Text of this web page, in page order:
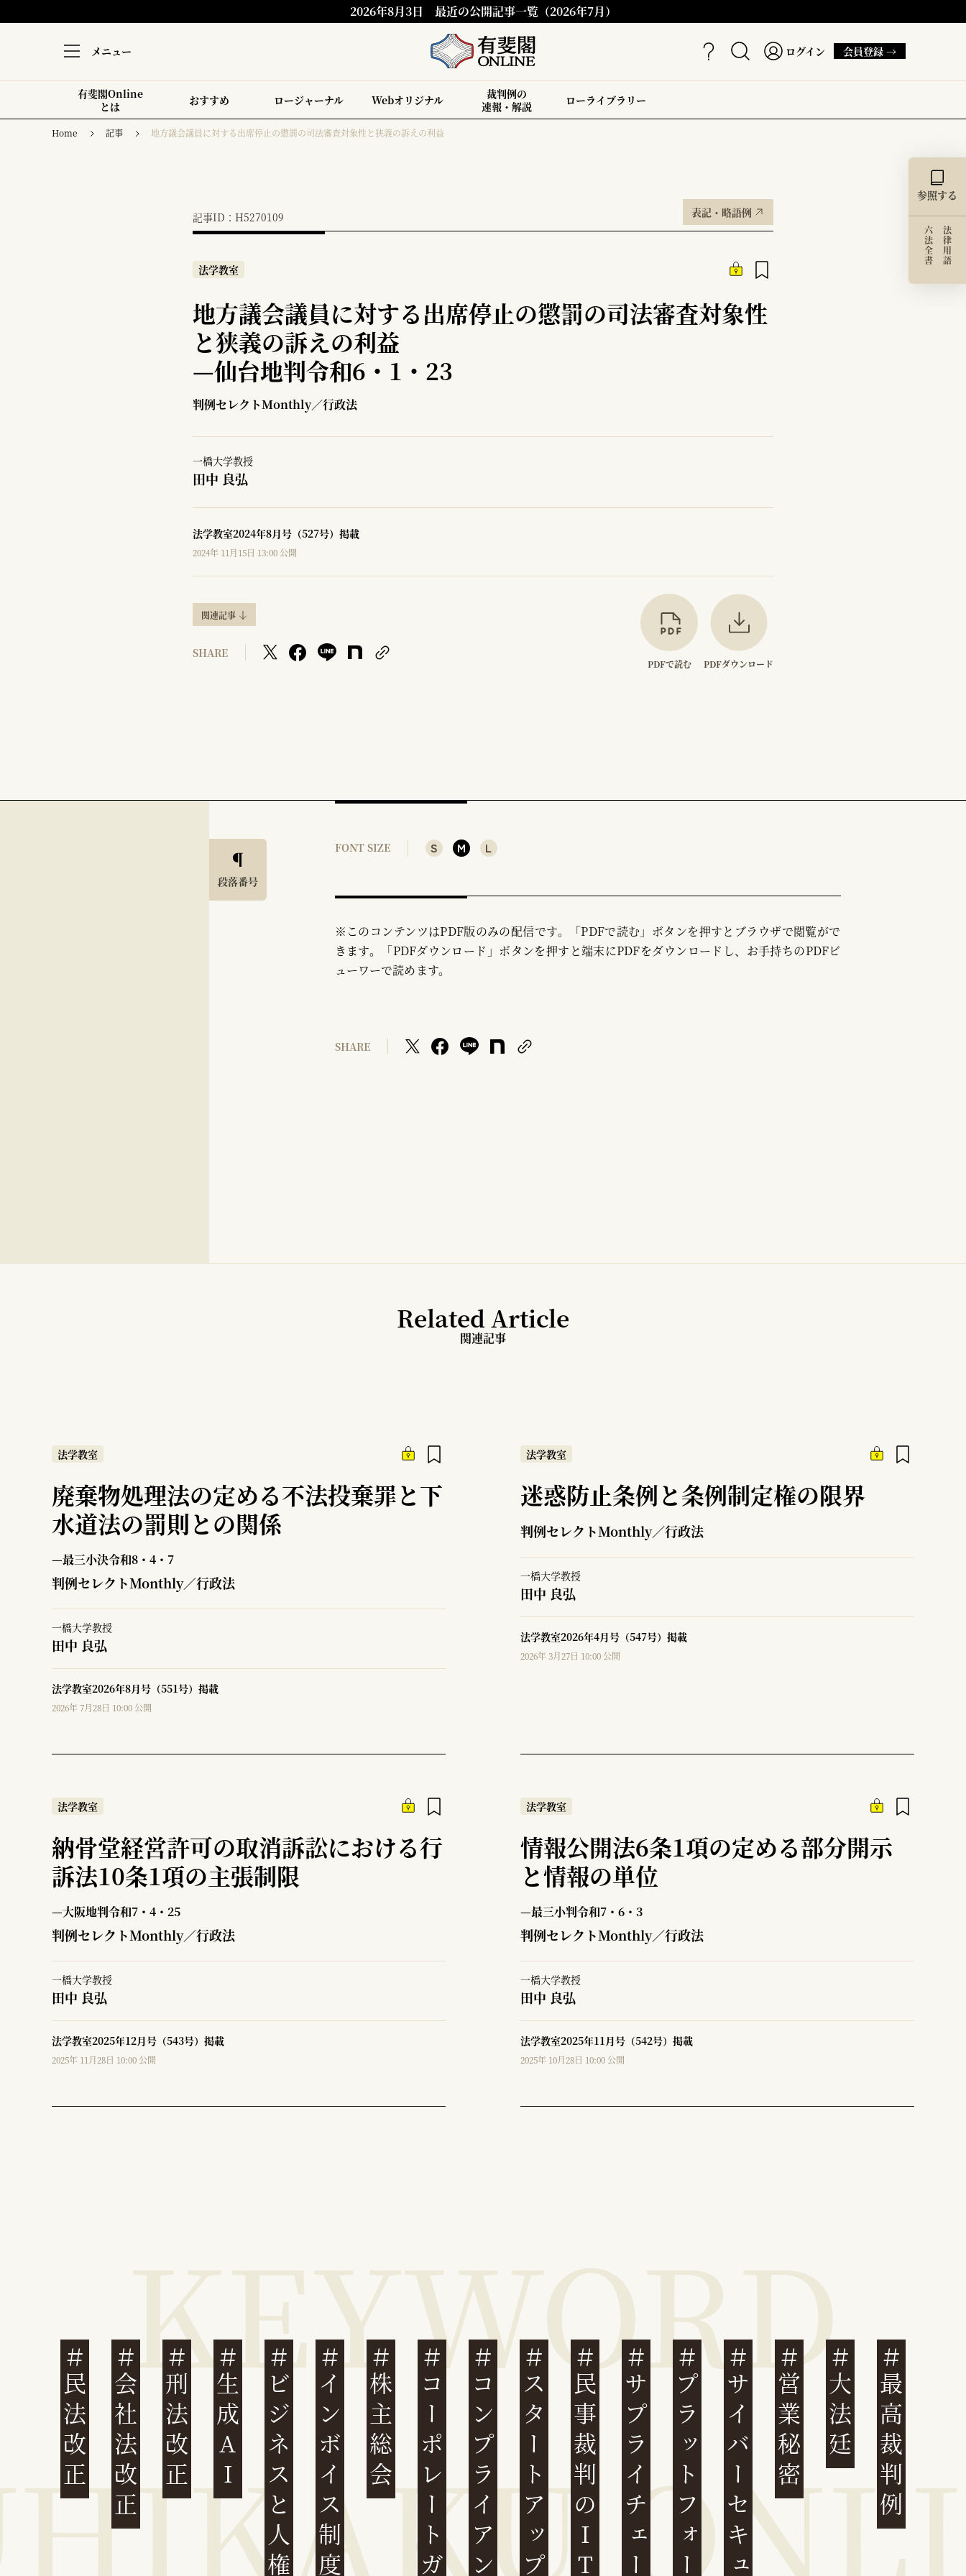
2026年8月3日 最近の公開記事一覧（2026年7月）
メニュー ログイン 会員登録 →
有斐閣Online
とは
おすすめ ロージャーナル Webオリジナル
裁判例の
速報・解説
ローライブラリー
Home 記事 地方議会議員に対する出席停止の懲罰の司法審査対象性と狭義の訴えの利益
記事ID：H5270109 表記・略語例
法学教室
地方議会議員に対する出席停止の懲罰の司法審査対象性
と狭義の訴えの利益
—仙台地判令和6・1・23
判例セレクトMonthly／行政法
一橋大学教授
田中 良弘
法学教室2024年8月号（527号）掲載
2024年 11月15日 13:00 公開
関連記事
SHARE
PDFで読む PDFダウンロード
参照する
法律用語
六法全書
段落番号
FONT SIZE S M L
※このコンテンツはPDF版のみの配信です。「PDFで読む」ボタンを押すとブラウザで閲覧がで
きます。「PDFダウンロード」ボタンを押すと端末にPDFをダウンロードし、お手持ちのPDFビ
ューワーで読めます。
SHARE
Related Article
関連記事
法学教室
廃棄物処理法の定める不法投棄罪と下
水道法の罰則との関係
—最三小決令和8・4・7
判例セレクトMonthly／行政法
一橋大学教授
田中 良弘
法学教室2026年8月号（551号）掲載
2026年 7月28日 10:00 公開
法学教室
迷惑防止条例と条例制定権の限界
判例セレクトMonthly／行政法
一橋大学教授
田中 良弘
法学教室2026年4月号（547号）掲載
2026年 3月27日 10:00 公開
法学教室
納骨堂経営許可の取消訴訟における行
訴法10条1項の主張制限
—大阪地判令和7・4・25
判例セレクトMonthly／行政法
一橋大学教授
田中 良弘
法学教室2025年12月号（543号）掲載
2025年 11月28日 10:00 公開
法学教室
情報公開法6条1項の定める部分開示
と情報の単位
—最三小判令和7・6・3
判例セレクトMonthly／行政法
一橋大学教授
田中 良弘
法学教室2025年11月号（542号）掲載
2025年 10月28日 10:00 公開
民法改正 会社法改正 刑法改正 生成AI ビジネスと人権インボイス制度 株主総会 コンプライアンススタートアップ民事裁判のIT化サプライチェーンプラットフォーム 営業秘密 大法廷 最高裁判例